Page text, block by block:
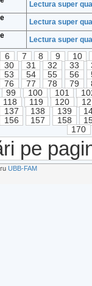
Lectura super
Lectura super
Lectura super
6 7 8 9
10
30 31 32 33
53 54 55 56
76 77 78 79
99 100 101
118 119 120
137 138 139
156 157 158
170
pe
UBB-FAM